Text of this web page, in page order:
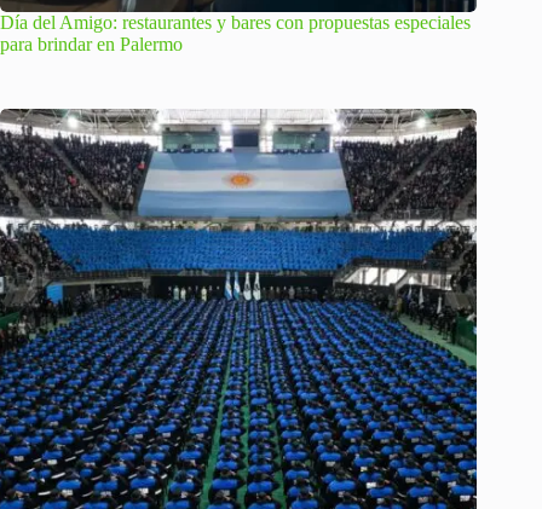
Día del Amigo: restaurantes y bares con propuestas especiales
para brindar en Palermo